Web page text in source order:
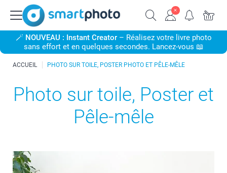
🪄 NOUVEAU : Instant Creator– Réalisez votre livre photo
sans effort et en quelques secondes. Lancez-vous 📖
ACCUEIL PHOTO SUR TOILE, POSTER PHOTO ET PÊLE-MÊLE
Photo sur toile, Poster et
Pêle-mêle